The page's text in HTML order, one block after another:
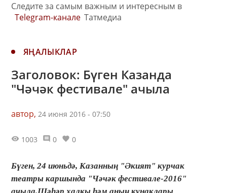
Следите за самым важным и интересным в
Telegram-канале Татмедиа
ЯҢАЛЫКЛАР
Заголовок: Бүген Казанда
"Чәчәк фестивале" ачыла
автор, 24 июня 2016 - 07:50
1003 0 0
Бүген, 24 июньдә, Казанның "Әкият" курчак
театры каршында "Чәчәк фестивале-2016"